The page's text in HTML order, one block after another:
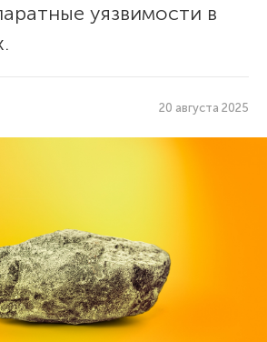
уязвимости в
20 августа 2025